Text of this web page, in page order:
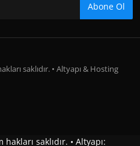
Abone Ol
saklıdır. • Altyapı & Hosting
saklıdır. • Altyapı: